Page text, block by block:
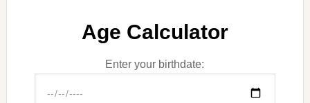
Age Calculator
Enter your birthdate: